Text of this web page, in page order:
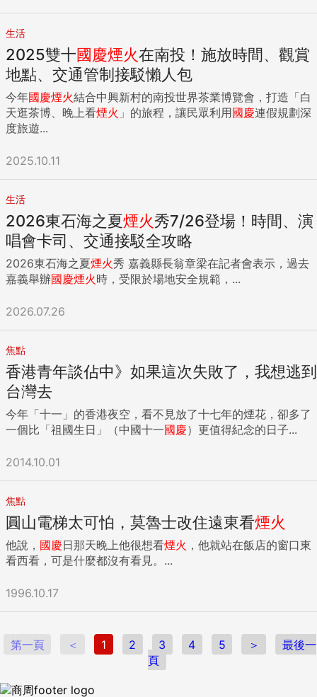
生活
2025雙十國慶煙火在南投！施放時間、觀賞
地點、交通管制接駁懶人包
今年國慶煙火結合中興新村的南投世界茶業博覽會，打造「白
天逛茶博、晚上看煙火 」的旅程，讓民眾利用國慶連假規劃深
度旅遊...
2025.10.11
生活
2026東石海之夏煙火秀7/26登場！時間、演
唱會卡司、交通接駁全攻略
2026東石海之夏煙火秀 嘉義縣長翁章梁在記者會表示，過去
嘉義舉辦國慶煙火時，受限於場地安全規範，...
2026.07.26
焦點
香港青年談佔中》如果這次失敗了，我想逃到
台灣去
今年「十一」的香港夜空，看不見放了十七年的煙花，卻多了
一個比「祖國生日」（中國十一國慶）更值得紀念的日子...
2014.10.01
焦點
圓山電梯太可怕，莫魯士改住遠東看煙火
他說， 國慶日那天晚上他很想看煙火 ，他就站在飯店的窗口東
看西看，可是什麼都沒有看見。...
1996.10.17
第一頁 ＜ 1 2 3 4 5 ＞
最後一
頁